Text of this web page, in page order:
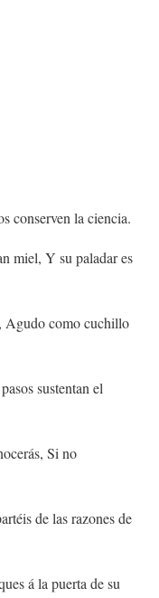
conserven la ciencia.
miel, Y su paladar es
Agudo como cuchillo
sustentan el
Si no
de las razones de
á la puerta de su